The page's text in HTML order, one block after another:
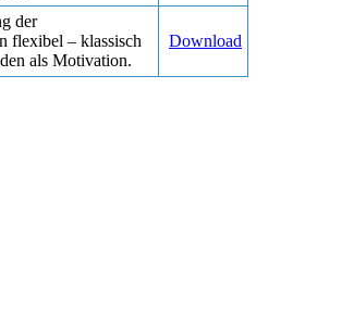
der
flexibel – klassisch
als Motivation.
Download